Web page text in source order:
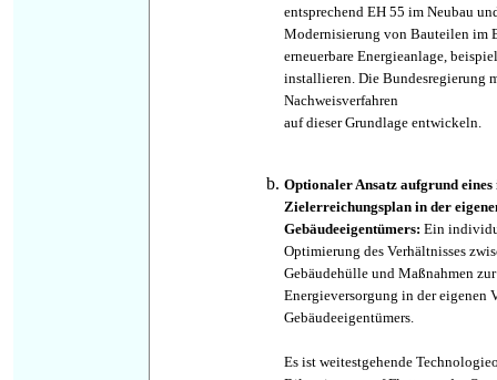
entsprechend EH 55 im Neubau
Modernisierung von Bauteilen im
erneuerbare Energieanlage,
installieren. Die Bundesregierung
Nachweisverfahren
auf dieser Grundlage entwickeln.
Optionaler Ansatz aufgrund
Zielerreichungsplan in der
Gebäudeeigentümers: Ein
Optimierung des Verhältnisses
Gebäudehülle und Maßnahmen
Energieversorgung in der eigenen
Gebäudeeigentümers.
Es ist weitestgehende